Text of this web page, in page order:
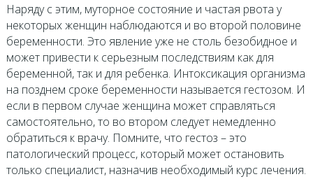
Наряду с этим, муторное состояние и частая рвота у
некоторых женщин наблюдаются и во второй половине
беременности. Это явление уже не столь безобидное и
может привести к серьезным последствиям как для
беременной, так и для ребенка. Интоксикация организма
на позднем сроке беременности называется гестозом. И
если в первом случае женщина может справляться
самостоятельно, то во втором следует немедленно
обратиться к врачу. Помните, что гестоз – это
патологический процесс, который может остановить
только специалист, назначив необходимый курс лечения.